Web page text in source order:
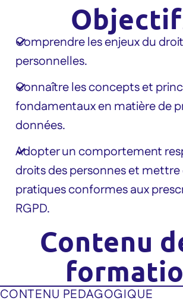
Comprendre les enjeux du
personnelles.
Connaître les concepts et
fondamentaux en matière de
données.
Adopter un comportement
droits des personnes et
pratiques conformes aux
RGPD.
Contenu
CONTENU PEDAGOGIQUE